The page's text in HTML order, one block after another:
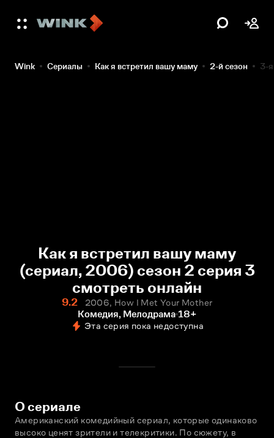
Wink Сериалы Как я встретил вашу маму 2-й сезон 3-
Как я встретил вашу маму
(сериал, 2006) сезон 2 серия 3
смотреть онлайн
9.2
2006, How I Met Your Mother
Комедия, Мелодрама 18+
Эта серия пока недоступна
О сериале
Американский комедийный сериал, которые одинаково
высоко ценят зрители и телекритики. По сюжету, в